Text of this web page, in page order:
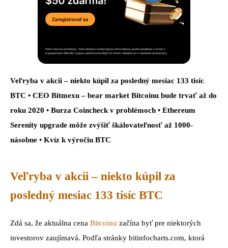
Veľryba v akcii – niekto kúpil za posledný mesiac 133 tisíc
BTC • CEO Bitmexu – bear market Bitcoinu bude trvať až do
roku 2020 • Burza Coincheck v problémoch • Ethereum
Serenity upgrade môže zvýšiť škálovateľnosť až 1000-
násobne • Kvíz k výročiu BTC
Veľryba v akcii – niekto kúpil za
posledný mesiac 133 tisíc BTC
Zdá sa, že aktuálna cena Bitcoinu začína byť pre niektorých
investorov zaujímavá. Podľa stránky bitinfocharts.com, ktorá